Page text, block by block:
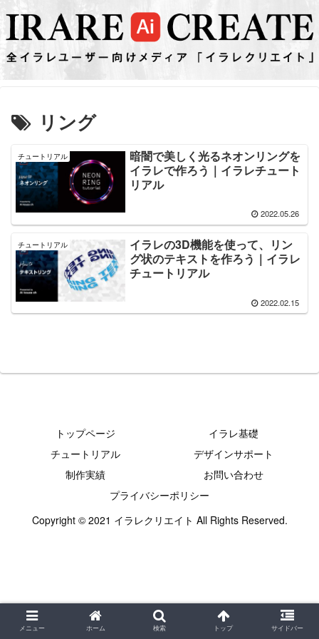
リング
チュートリアル
暗闇で美しく光るネオンリングを
イラレで作ろう｜イラレチュート
リアル
2022.05.26
チュートリアル
イラレの3D機能を使って、リン
グ状のテキストを作ろう｜イラレ
チュートリアル
2022.02.15
トップページ
イラレ基礎
チュートリアル
デザインサポート
制作実績
お問い合わせ
プライバシーポリシー
Copyright © 2021 イラレクリエイト All Rights Reserved.
メニュー ホーム 検索 トップ サイドバー